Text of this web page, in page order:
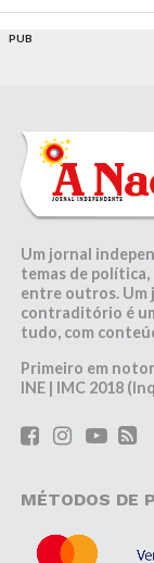
PUB
Um jornal
temas de
entre outros. Um
contraditório é
tudo, com
Primeiro em
INE | IMC 2018
MÉTODOS DE